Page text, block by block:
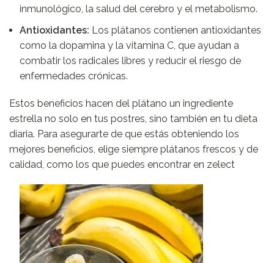
inmunológico, la salud del cerebro y el metabolismo.
Antioxidantes: Los plátanos contienen antioxidantes
como la dopamina y la vitamina C, que ayudan a
combatir los radicales libres y reducir el riesgo de
enfermedades crónicas.
Estos beneficios hacen del plátano un ingrediente
estrella no solo en tus postres, sino también en tu dieta
diaria. Para asegurarte de que estás obteniendo los
mejores beneficios, elige siempre plátanos frescos y de
calidad, como los que puedes encontrar en zelect